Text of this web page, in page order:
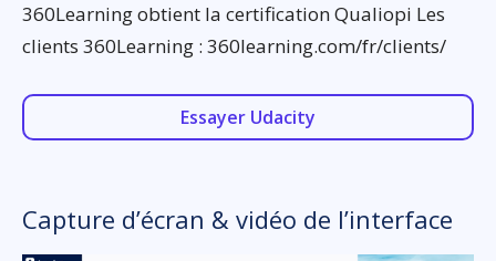
360Learning obtient la certification Qualiopi Les
clients 360Learning : 360learning.com/fr/clients/
Essayer Udacity
Capture d’écran & vidéo de l’interface